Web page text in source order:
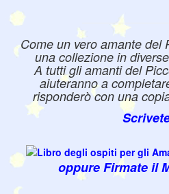
Come un vero amante del
una collezione in
A tutti gli amanti del
aiuteranno a
risponderò con una
oppure Firmate il